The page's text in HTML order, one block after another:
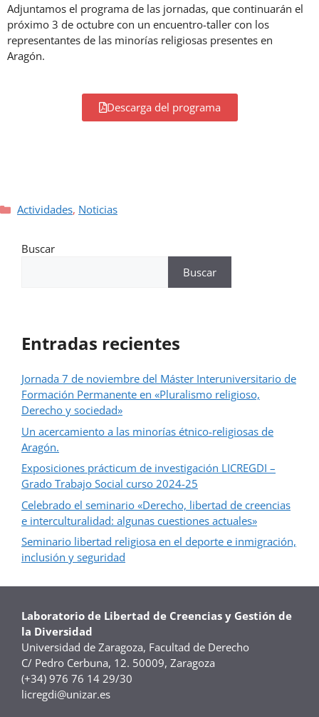
Adjuntamos el programa de las jornadas, que continuarán el
próximo 3 de octubre con un encuentro-taller con los
representantes de las minorías religiosas presentes en
Aragón.
Descarga del programa
Actividades, Noticias
Buscar
Buscar
Entradas recientes
Jornada 7 de noviembre del Máster Interuniversitario de
Formación Permanente en «Pluralismo religioso,
Derecho y sociedad»
Un acercamiento a las minorías étnico-religiosas de
Aragón.
Exposiciones prácticum de investigación LICREGDI –
Grado Trabajo Social curso 2024-25
Celebrado el seminario «Derecho, libertad de creencias
e interculturalidad: algunas cuestiones actuales»
Seminario libertad religiosa en el deporte e inmigración,
inclusión y seguridad
Laboratorio de Libertad de Creencias y Gestión de
la Diversidad
Universidad de Zaragoza, Facultad de Derecho
C/ Pedro Cerbuna, 12. 50009, Zaragoza
(+34) 976 76 14 29/30
licregdi@unizar.es